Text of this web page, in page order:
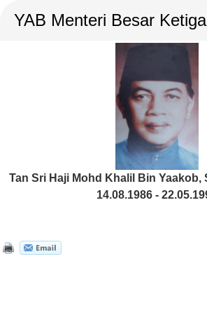
YAB Menteri Besar
Tan Sri Haji Mohd Khalil Bin Yaakob,
14.08.1986 -